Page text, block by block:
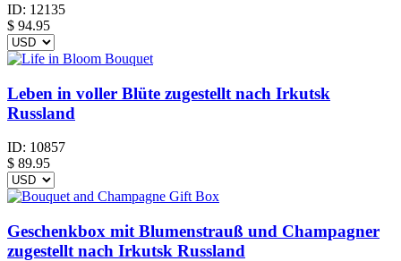
ID: 12135
$ 94.95
Leben in voller Blüte zugestellt nach Irkutsk
Russland
ID: 10857
$ 89.95
Geschenkbox mit Blumenstrauß und Champagner
zugestellt nach Irkutsk Russland